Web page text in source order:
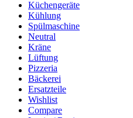
Küchengeräte
Kühlung
Spülmaschine
Neutral
Kräne
Lüftung
Pizzeria
Bäckerei
Ersatzteile
Wishlist
Compare